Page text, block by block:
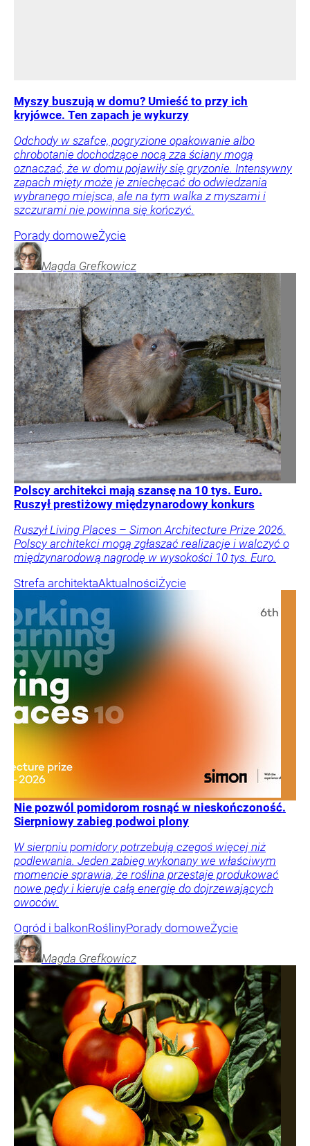
Myszy buszują w domu? Umieść to przy ich
kryjówce. Ten zapach je wykurzy
Odchody w szafce, pogryzione opakowanie albo
chrobotanie dochodzące nocą zza ściany mogą
oznaczać, że w domu pojawiły się gryzonie. Intensywny
zapach mięty może je zniechęcać do odwiedzania
wybranego miejsca, ale na tym walka z myszami i
szczurami nie powinna się kończyć.
Porady domoweŻycie
Magda Grefkowicz
Polscy architekci mają szansę na 10 tys. Euro.
Ruszył prestiżowy międzynarodowy konkurs
Ruszył Living Places – Simon Architecture Prize 2026.
Polscy architekci mogą zgłaszać realizacje i walczyć o
międzynarodową nagrodę w wysokości 10 tys. Euro.
Strefa architektaAktualnościŻycie
Nie pozwól pomidorom rosnąć w nieskończoność.
Sierpniowy zabieg podwoi plony
W sierpniu pomidory potrzebują czegoś więcej niż
podlewania. Jeden zabieg wykonany we właściwym
momencie sprawia, że roślina przestaje produkować
nowe pędy i kieruje całą energię do dojrzewających
owoców.
Ogród i balkonRoślinyPorady domoweŻycie
Magda Grefkowicz